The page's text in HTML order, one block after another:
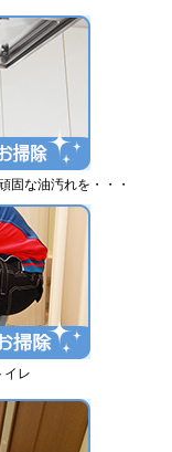
固な油汚れを・・・
イレ